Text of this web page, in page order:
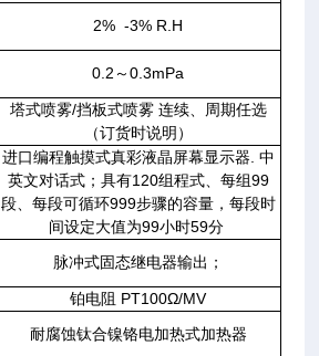
2% -3% R.H
0.2～0.3mPa
塔式喷雾/挡板式喷雾 连续、周期任选
（订货时说明）
进口编程触摸式真彩液晶屏幕显示器. 中
英文对话式；具有120组程式、每组99
段、每段可循环999步骤的容量，每段时
间设定大值为99小时59分
脉冲式固态继电器输出；
铂电阻 PT100Ω/MV
耐腐蚀钛合镍铬电加热式加热器